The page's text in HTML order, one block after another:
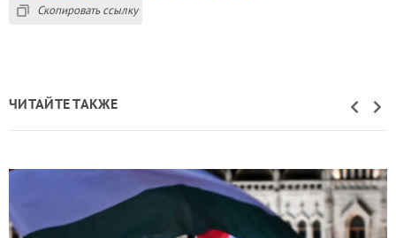
Скопировать ссылку
ЧИТАЙТЕ ТАКЖЕ